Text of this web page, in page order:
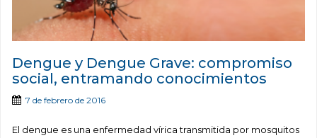
Dengue y Dengue Grave: compromiso
social, entramando conocimientos
7 de febrero de 2016
El dengue es una enfermedad vírica transmitida por mosquitos